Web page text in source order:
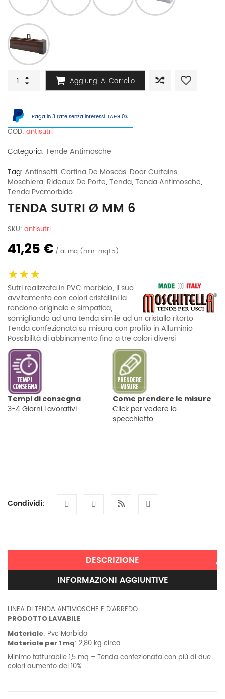
Sutri
quantità
Aggiungi Al Carrello
Paga in 3 rate senza interessi. TAEG 0%.
COD: antisutri
Categoria: Tende Antimosche
Tag: Antinsetti, Cortina De Moscas, Door Curtains,
Moschiera, Rideaux De Porte, Tenda, Tenda Antimosche,
Tenda Pvcmorbido
TENDA SUTRI Ø MM 6
SKU: antisutri
41,25 € al mq (min. mq1,5)
★★★
Sutri realizzata in PVC morbido, il suo
avvitamento con colori cristallini la
rendono originale e simpatica,
somigliando ad una tenda simile ad un cristallo ritorto
Tenda confezionata su misura con profilo in Alluminio
Possibilità di abbinamento fino a tre colori diversi
Tempi di consegna
3-4 Giorni Lavorativi
Come prendere le misure
Click per vedere lo
specchietto
Condividi:
DESCRIZIONE
INFORMAZIONI AGGIUNTIVE
LINEA DI TENDA ANTIMOSCHE E D’ARREDO
PRODOTTO LAVABILE
Materiale: Pvc Morbido
Materiale per 1 mq: 2,80 kg circa
Minimo fatturabile 1,5 mq – Tenda confezionata con più di due
colori aumento del 10%